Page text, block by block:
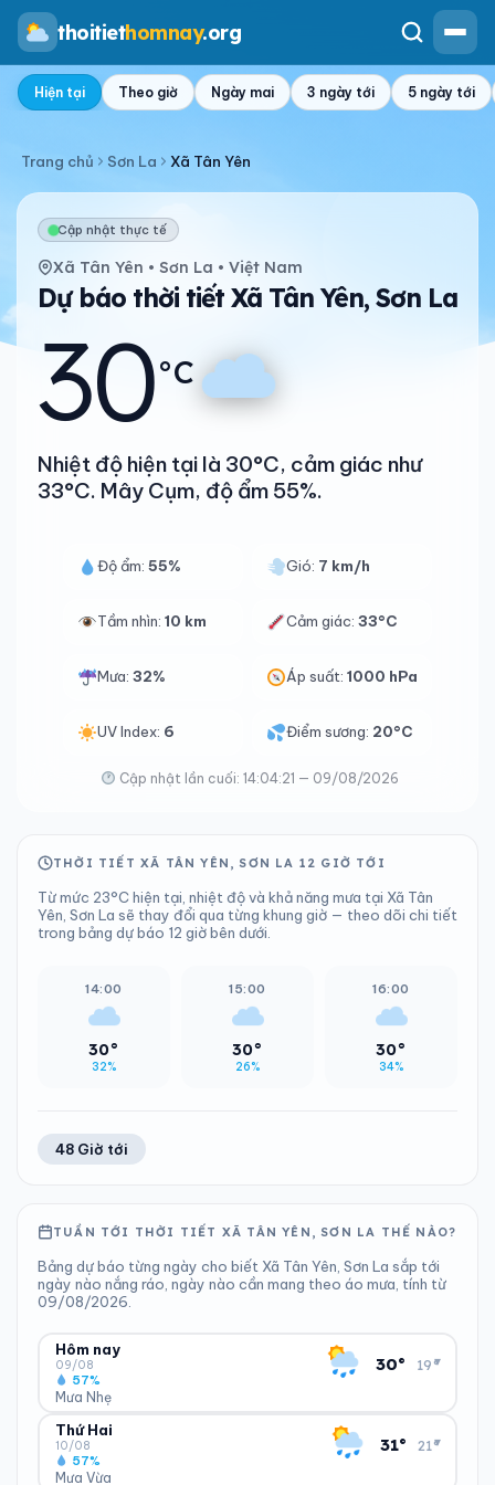
thoitiethomnay.org
Hiện tại Theo giờ Ngày mai 3 ngày tới 5 ngày tới
Trang chủ Sơn La Xã Tân Yên
Cập nhật thực tế
Xã Tân Yên • Sơn La • Việt Nam
Dự báo thời tiết Xã Tân Yên, Sơn La
30°C
Nhiệt độ hiện tại là 30°C, cảm giác như
33°C. Mây Cụm, độ ẩm 55%.
Độ ẩm: 55% Gió: 7 km/h
Tầm nhìn: 10 km Cảm giác:33°C
Mưa: 32% Áp suất:1000 hPa
UV Index: 6 Điểm sương: 20°C
Cập nhật lần cuối: 14:04:21 — 09/08/2026
THỜI TIẾT XÃ TÂN YÊN, SƠN LA 12 GIỜ TỚI
Từ mức 23°C hiện tại, nhiệt độ và khả năng mưa tại Xã Tân
Yên, Sơn La sẽ thay đổi qua từng khung giờ — theo dõi chi tiết
trong bảng dự báo 12 giờ bên dưới.
14:00
30°
32%
15:00
30°
26%
16:00
30°
34%
48 Giờ tới
TUẦN TỚI THỜI TIẾT XÃ TÂN YÊN, SƠN LA THẾ NÀO?
Bảng dự báo từng ngày cho biết Xã Tân Yên, Sơn La sắp tới
ngày nào nắng ráo, ngày nào cần mang theo áo mưa, tính từ
09/08/2026.
Hôm nay
09/08
Mưa Nhẹ
57%
30° 19°
▾
ĐỘ ẨM
57%
Trung bình ngày
10 km/h
Thứ Hai
10/08
Mưa Vừa
57%
31° 21°
▾